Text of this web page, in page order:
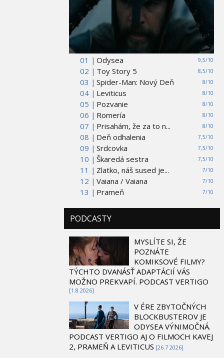
01 | 9,5/10
Odysea
02 |
8,5/10
Toy Story 5
03 |
8/10
Spider-Man: Nový Deň
04 |
8/10
Leviticus
05 |
8/10
Pozvanie
06 |
8/10
Romería
07 |
8/10
Prisahám, že za to n...
08 |
7,5/10
Deň odhalenia
09 |
7,5/10
Srdcovka
10 |
7,5/10
Škaredá sestra
11 |
7/10
Zlatko, náš sused je...
12 |
7/10
Vaiana / Vaiana
13 |
7/10
Prameň
PODCASTY
MYSLÍTE SI, ŽE
POZNÁTE
KOMIKSOVÉ FILMY?
TÝCHTO DVANÁSŤ ADAPTÁCIÍ VÁS
MOŽNO PREKVAPÍ. PODCAST VERTIGO
[1.8 2026]
V ÉRE ZBYTOČNÝCH
BLOCKBUSTEROV JE
ODYSEA VÝNIMOČNÁ.
PODCAST VERTIGO AJ O FILMOCH KAVEJ
2, PRAMEŇ A LEVITICUS [26.7 2026]